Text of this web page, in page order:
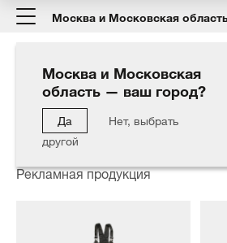
Москва и Московская
Москва и Московская
область — ваш город?
Да
Нет, выбрать
другой
Главная Каталог Рекламная
Проф. одежда для мойщиков авто
размер
Рекламная продукция